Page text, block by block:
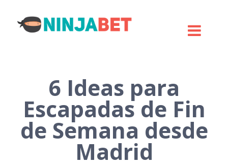
6 Ideas para
Escapadas de Fin
de Semana desde
Madrid